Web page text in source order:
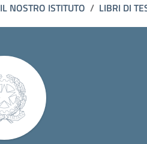
IL NOSTRO ISTITUTO LIBRI DI